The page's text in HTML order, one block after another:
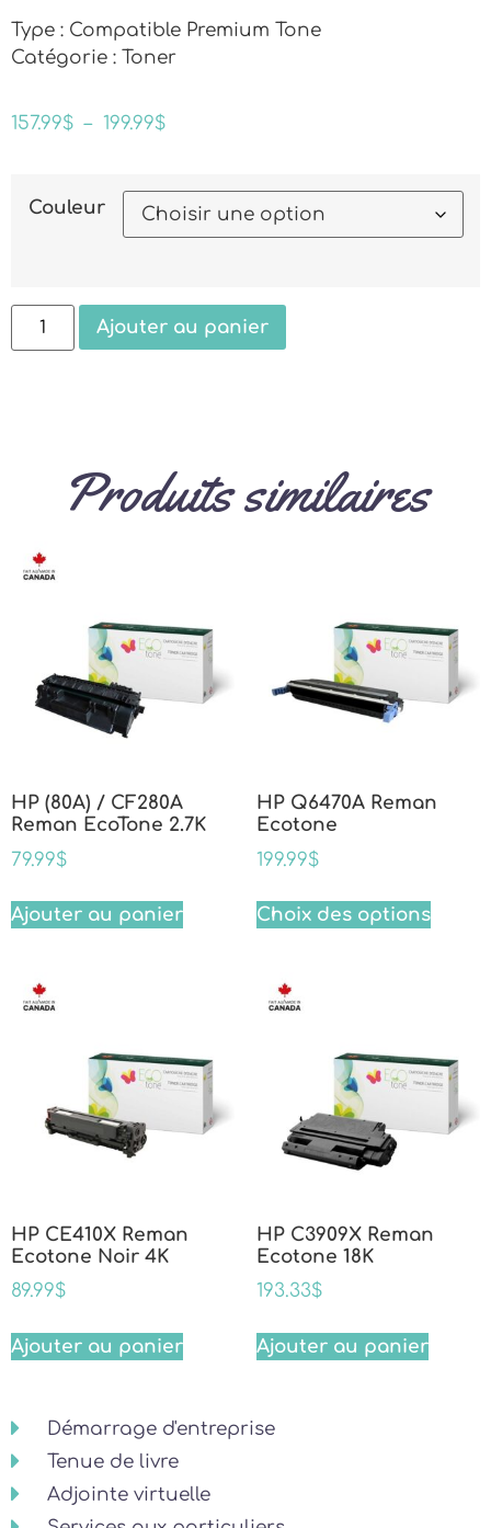
Type : Compatible Premium Tone
Catégorie : Toner
157.99$ – 199.99$
Couleur
Ajouter au panier
Produits similaires
HP (80A) / CF280A
Reman EcoTone 2.7K
79.99$
Ajouter au panier
HP Q6470A Reman
Ecotone
199.99$
Choix des options
HP CE410X Reman
Ecotone Noir 4K
89.99$
Ajouter au panier
HP C3909X Reman
Ecotone 18K
193.33$
Ajouter au panier
Démarrage d'entreprise
Tenue de livre
Adjointe virtuelle